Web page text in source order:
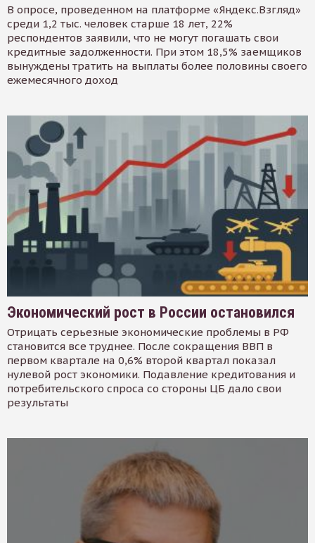
В опросе, проведенном на платформе «Яндекс.Взгляд»
среди 1,2 тыс. человек старше 18 лет, 22%
респондентов заявили, что не могут погашать свои
кредитные задолженности. При этом 18,5% заемщиков
вынуждены тратить на выплаты более половины своего
ежемесячного доход
Экономический рост в России остановился
Отрицать серьезные экономические проблемы в РФ
становится все труднее. После сокращения ВВП в
первом квартале на 0,6% второй квартал показал
нулевой рост экономики. Подавление кредитования и
потребительского спроса со стороны ЦБ дало свои
результаты